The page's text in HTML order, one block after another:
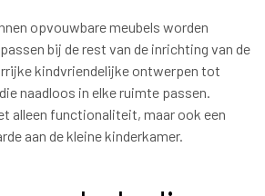
opvouwbare meubels worden
bij de rest van de inrichting van de
kindvriendelijke ontwerpen tot
naadloos in elke ruimte passen.
alleen functionaliteit, maar ook een
aan de kleine kinderkamer.